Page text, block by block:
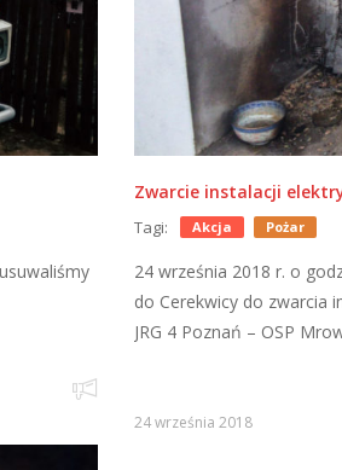
Zwarcie instalacji
Tagi: Akcja Pożar
24 września 2018 r. o
do Cerekwicy do zwarcia
JRG 4 Poznań – OSP
24 września 2018